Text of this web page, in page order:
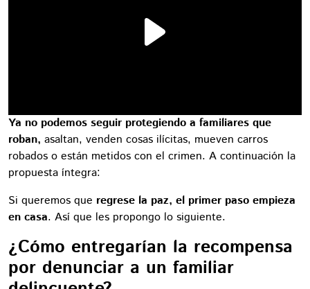
Ya no podemos seguir protegiendo a familiares que
roban, asaltan, venden cosas ilícitas, mueven carros
robados o están metidos con el crimen. A continuación la
propuesta íntegra:
Si queremos que regrese la paz, el primer paso empieza
en casa. Así que les propongo lo siguiente.
¿Cómo entregarían la recompensa
por denunciar a un familiar